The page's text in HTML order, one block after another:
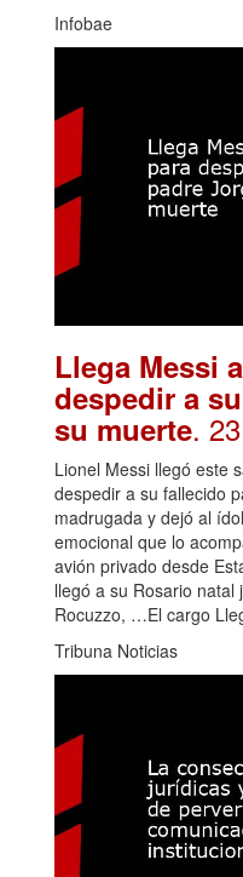
Infobae
Llega Messi
despedir a
su muerte.
Lionel Messi llegó este
despedir a su fallecido
madrugada y dejó al
emocional que lo
avión privado desde
llegó a su Rosario
Rocuzzo, …El cargo
Tribuna Noticias